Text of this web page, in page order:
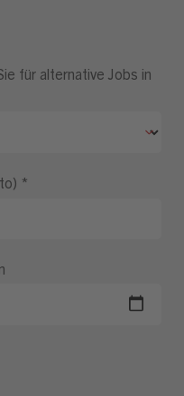
für alternative Jobs in
*